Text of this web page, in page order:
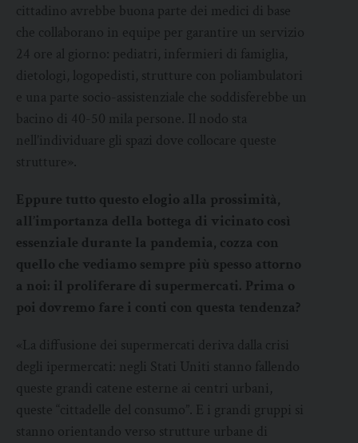
cittadino avrebbe buona parte dei medici di base
che collaborano in equipe per garantire un servizio
24 ore al giorno: pediatri, infermieri di famiglia,
dietologi, logopedisti, strutture con poliambulatori
e una parte socio-assistenziale che soddisferebbe un
bacino di 40-50 mila persone. Il nodo sta
nell’individuare gli spazi dove collocare queste
strutture».
Eppure tutto questo elogio alla prossimità,
all’importanza della bottega di vicinato così
essenziale durante la pandemia, cozza con
quello che vediamo sempre più spesso attorno
a noi: il proliferare di supermercati. Prima o
poi dovremo fare i conti con questa tendenza?
«La diffusione dei supermercati deriva dalla crisi
degli ipermercati: negli Stati Uniti stanno fallendo
queste grandi catene esterne ai centri urbani,
queste “cittadelle del consumo”. E i grandi gruppi si
stanno orientando verso strutture urbane di